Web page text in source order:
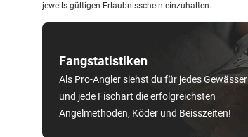
Fangstatistiken
Als Pro-Angler siehst du für jedes Gewässer
und jede Fischart die erfolgreichsten
Angelmethoden, Köder und Beisszeiten!
jeweils gültigen Erlaubnisschein einzuhalten.